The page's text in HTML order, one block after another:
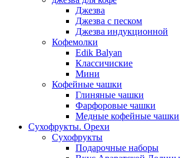
Джезва
Джезва с песком
Джезва индукционной
Кофемолки
Edik Balyan
Классичиские
Мини
Кофейные чашки
Глиняные чашки
Фарфоровые чашки
Медные кофейные чашки
Сухофрукты. Орехи
Сухофрукты
Подарочные наборы